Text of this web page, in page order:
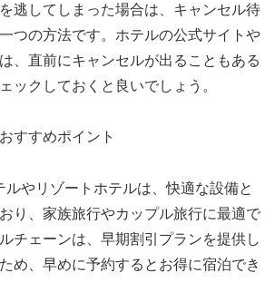
逃してしまった場合は、キャンセル待
つの方法です。ホテルの公式サイトや
、直前にキャンセルが出ることもある
ックしておくと良いでしょう。
すすめポイント
ルやリゾートホテルは、快適な設備と
り、家族旅行やカップル旅行に最適で
チェーンは、早期割引プランを提供し
め、早めに予約するとお得に宿泊でき